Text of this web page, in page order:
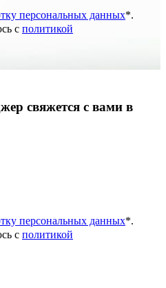
персональных данных*.
с политикой
свяжется с вами в
персональных данных*.
с политикой